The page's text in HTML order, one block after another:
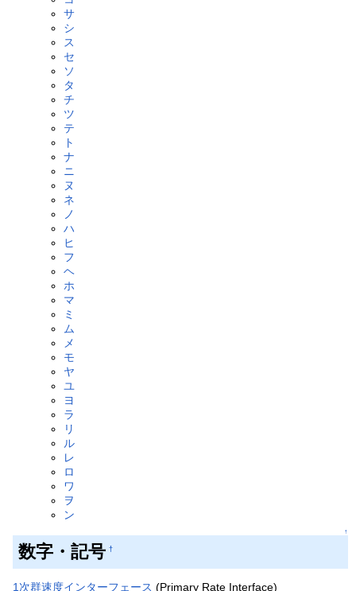
サ
シ
ス
セ
ソ
タ
チ
ツ
テ
ト
ナ
ニ
ヌ
ネ
ノ
ハ
ヒ
フ
ヘ
ホ
マ
ミ
ム
メ
モ
ヤ
ユ
ヨ
ラ
リ
ル
レ
ロ
ワ
ヲ
ン
↑
数字・記号 †
1次群速度インターフェース (Primary Rate Interface)